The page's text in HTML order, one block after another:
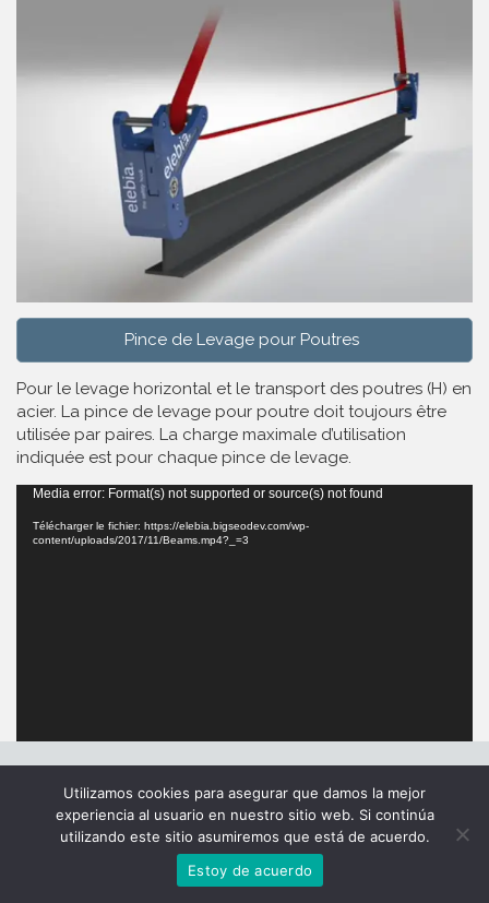
Pince de Levage pour Poutres
Pour le levage horizontal et le transport des poutres (H) en
acier. La pince de levage pour poutre doit toujours être
utilisée par paires. La charge maximale d’utilisation
indiquée est pour chaque pince de levage.
Lecteur
vidéo
Media error: Format(s) not supported or source(s) not found
Télécharger le fichier: https://elebia.bigseodev.com/wp-
content/uploads/2017/11/Beams.mp4?_=3
Quick Links
Contact
Configurateur
Utilizamos cookies para asegurar que damos la mejor
experiencia al usuario en nuestro sitio web. Si continúa
utilizando este sitio asumiremos que está de acuerdo.
Estoy de acuerdo